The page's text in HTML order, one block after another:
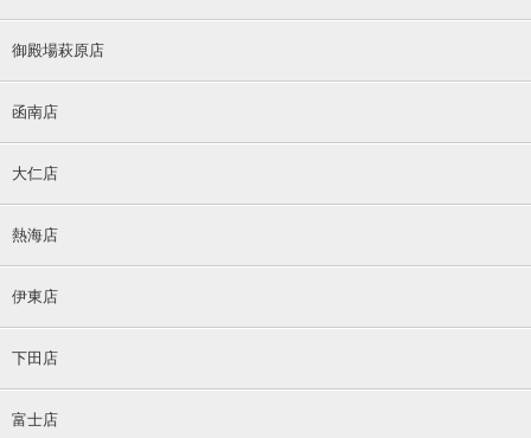
御殿場萩原店
函南店
大仁店
熱海店
伊東店
下田店
富士店